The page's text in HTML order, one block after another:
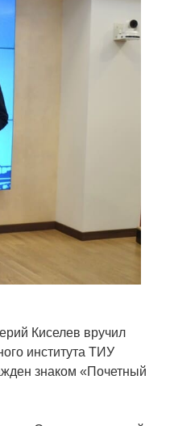
Киселев вручил
института ТИУ
знаком «Почетный